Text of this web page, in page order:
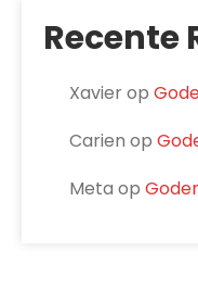
Recente
Xavierop
Carien op
Meta op